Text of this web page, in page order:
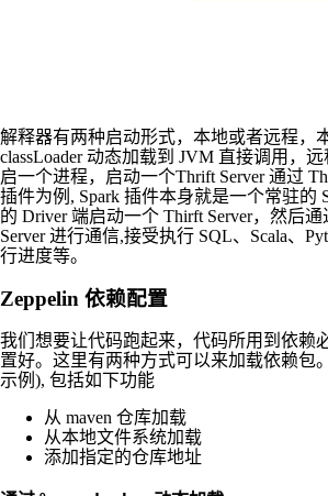
解释器有两种启动形式，本地或者远程，
classLoader 动态加载到 JVM 直接调用，
启一个进程，启动一个Thrift Server 通过
插件为例, Spark 插件本身就是一个常驻的
的 Driver 端启动一个 Thirft Server，然后通
Server 进行通信,接受执行 SQL、Scala、
行进度等。
Zeppelin 依赖配置
我们想要让代码跑起来，代码所用到依赖
置好。这里有两种方式可以来加载依赖包
示例), 包括如下功能
从 maven 仓库加载
从本地文件系统加载
添加指定的仓库地址